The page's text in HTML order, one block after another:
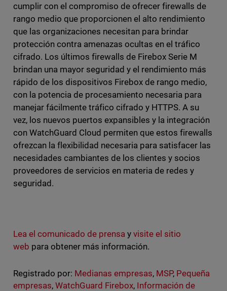
cumplir con el compromiso de ofrecer firewalls de
rango medio que proporcionen el alto rendimiento
que las organizaciones necesitan para brindar
protección contra amenazas ocultas en el tráfico
cifrado. Los últimos firewalls de Firebox Serie M
brindan una mayor seguridad y el rendimiento más
rápido de los dispositivos Firebox de rango medio,
con la potencia de procesamiento necesaria para
manejar fácilmente tráfico cifrado y HTTPS. A su
vez, los nuevos puertos expansibles y la integración
con WatchGuard Cloud permiten que estos firewalls
ofrezcan la flexibilidad necesaria para satisfacer las
necesidades cambiantes de los clientes y socios
proveedores de servicios en materia de redes y
seguridad.
Lea el comunicado de prensa y visite el sitio
web para obtener más información.
Registrado por: Medianas empresas, MSP, Pequeña
empresas, WatchGuard Firebox, Información de